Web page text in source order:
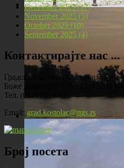
Локомотива у центру
Костолац на Дунаву
December 2025 (17)
November 2025 (5)
October 2025 (10)
September 2025 (4)
Контактирајте нас ...
Градска општина Костолац
Боже Димитријевића 12, 12208
Тел. (012) 241 830
Email: grad.kostolac@mts.rs
Број посета